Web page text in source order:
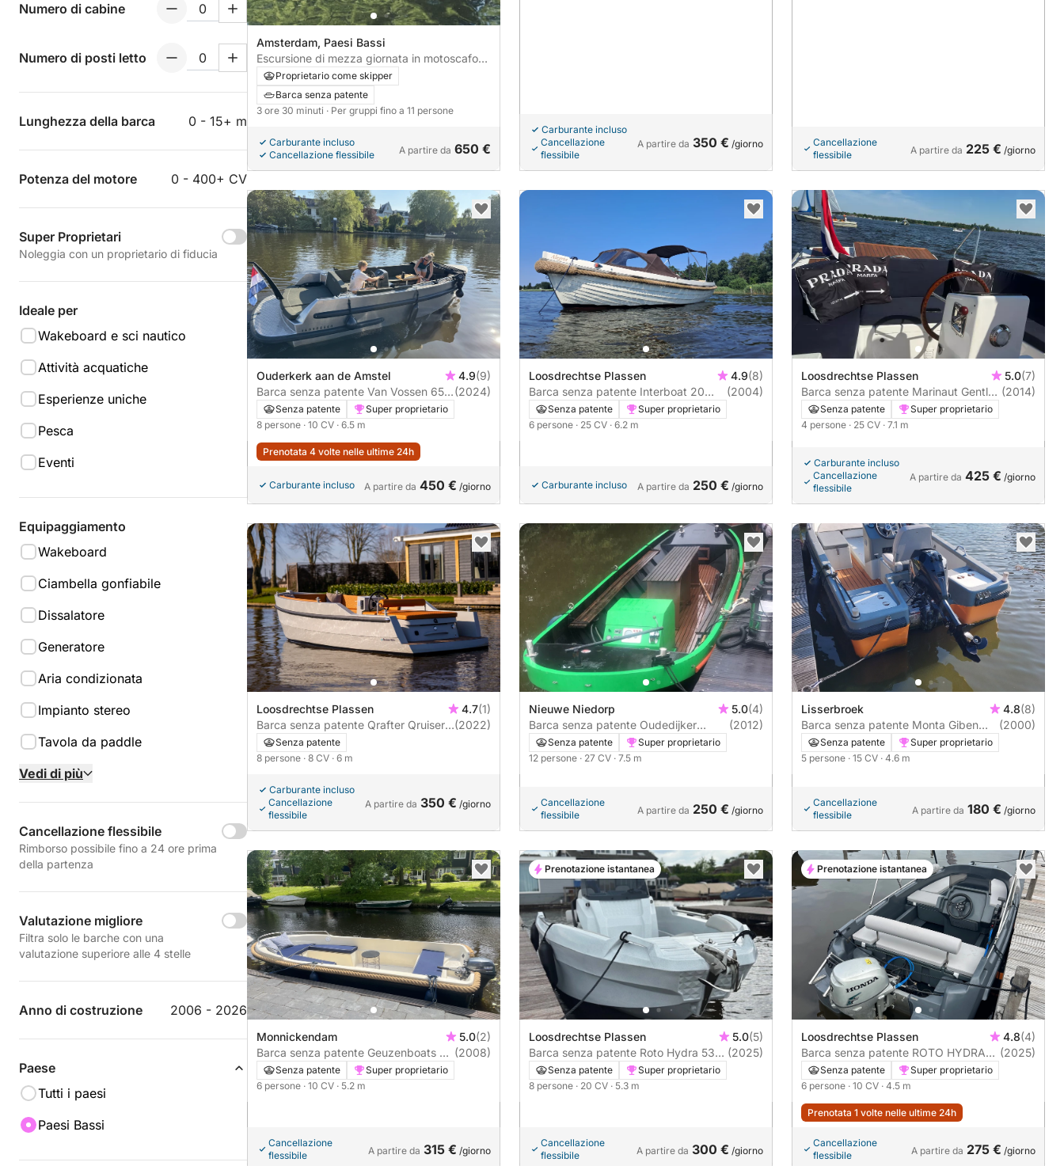
Numero di cabine
Numero di posti letto
Lunghezza della barca 0 - 15+ m
Potenza del motore 0 - 400+ CV
Super Proprietari
Noleggia con un proprietario di fiducia
Ideale per
Wakeboard e sci nautico
Attività acquatiche
Esperienze uniche
Pesca
Eventi
Equipaggiamento
Wakeboard
Ciambella gonfiabile
Dissalatore
Generatore
Aria condizionata
Impianto stereo
Tavola da paddle
Vedi di più
Cancellazione flessibile
Rimborso possibile fino a 24 ore prima
della partenza
Valutazione migliore
Filtra solo le barche con una
valutazione superiore alle 4 stelle
Anno di costruzione 2006 - 2026
Paese
Tutti i paesi
Paesi Bassi
Amsterdam, Paesi Bassi
Escursione di mezza giornata in motoscafo
ad Amsterdam.
Proprietario come skipper
Barca senza patente
3 ore 30 minuti · Per gruppi fino a 11 persone
Carburante incluso
Cancellazione flessibile
A partire da 650 €
Carburante incluso
Cancellazione
flessibile
A partire da 350 € /giorno
Cancellazione
flessibile
A partire da 225 € /giorno
Ouderkerk aan de Amstel 4.9(9)
Barca senza patente Van Vossen 650
E-tender 10CV
(2024)
Senza patente
Super proprietario
8 persone · 10 CV · 6.5 m
Prenotata 4 volte nelle ultime 24h
Carburante incluso A partire da 450 € /giorno
Loosdrechtse Plassen 4.9(8)
Barca senza patente Interboat 20
25CV
(2004)
Senza patente
Super proprietario
6 persone · 25 CV · 6.2 m
Carburante incluso A partire da 250 € /giorno
Loosdrechtse Plassen 5.0(7)
Barca senza patente Marinaut Gentle
710 25CV
(2014)
Senza patente
Super proprietario
4 persone · 25 CV · 7.1 m
Carburante incluso
Cancellazione
flessibile
A partire da 425 € /giorno
Loosdrechtse Plassen 4.7(1)
Barca senza patente Qrafter Qruiser
8CV
(2022)
Senza patente
8 persone · 8 CV · 6 m
Carburante incluso
Cancellazione
flessibile
A partire da 350 € /giorno
Nieuwe Niedorp 5.0(4)
Barca senza patente Oudedijker
Tuidersvlet. Sloep 7.50 27CV
(2012)
Senza patente
Super proprietario
12 persone · 27 CV · 7.5 m
Cancellazione
flessibile
A partire da 250 € /giorno
Lisserbroek 4.8(8)
Barca senza patente Monta Giben
15CV
(2000)
Senza patente
Super proprietario
5 persone · 15 CV · 4.6 m
Cancellazione
flessibile
A partire da 180 € /giorno
Monnickendam 5.0(2)
Barca senza patente Geuzenboats bv
Broeker 520 10CV
(2008)
Senza patente
Super proprietario
6 persone · 10 CV · 5.2 m
Cancellazione
flessibile
A partire da 315 € /giorno
Loosdrechtse Plassen 5.0(5)
Barca senza patente Roto Hydra 530
20CV
(2025)
Senza patente
Super proprietario
8 persone · 20 CV · 5.3 m
Cancellazione
flessibile
A partire da 300 € /giorno
Prenotazione istantanea
Loosdrechtse Plassen 4.8(4)
Barca senza patente ROTO HYDRA
450 FAMILY 10CV
(2025)
Senza patente
Super proprietario
6 persone · 10 CV · 4.5 m
Prenotata 1 volte nelle ultime 24h
Cancellazione
flessibile
A partire da 275 € /giorno
Prenotazione istantanea